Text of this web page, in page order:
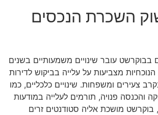
השכרת הנכסים
עובר שינויים משמעותיים בשנים
מצביעות על עלייה בביקוש לדירות
צעירים ומשפחות. שינויים כלכליים, כמו
והכנסה פנויה, תורמים לעלייה במודעות
בוקרשט מושכת אליה סטודנטים זרים